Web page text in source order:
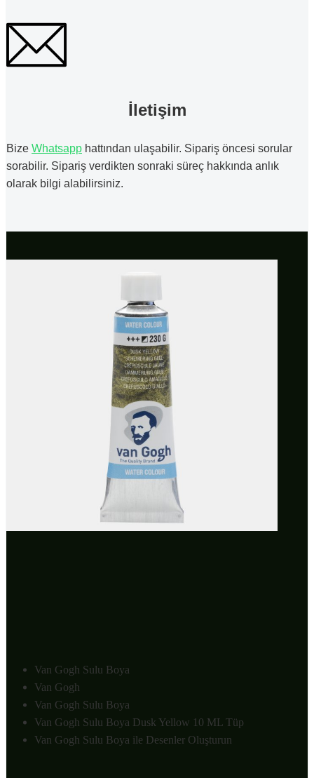
İletişim
Bize Whatsapp hattından ulaşabilir. Sipariş öncesi sorular
sorabilir. Sipariş verdikten sonraki süreç hakkında anlık
olarak bilgi alabilirsiniz.
Van Gogh Sulu Boya
Van Gogh
Van Gogh Sulu Boya
Van Gogh Sulu Boya Dusk Yellow 10 ML Tüp
Van Gogh Sulu Boya ile Desenler Oluşturun